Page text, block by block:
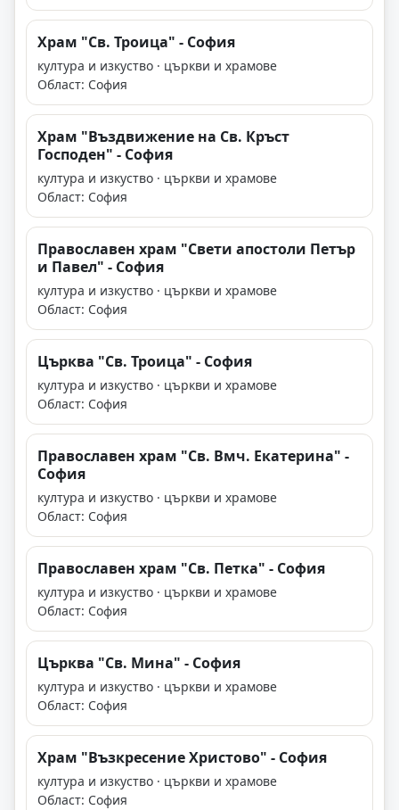
Храм "Св. Троица" - София
култура и изкуство · църкви и храмове
Област: София
Храм "Въздвижение на Св. Кръст
Господен" - София
култура и изкуство · църкви и храмове
Област: София
Православен храм "Свети апостоли Петър
и Павел" - София
култура и изкуство · църкви и храмове
Област: София
Църква "Св. Троица" - София
култура и изкуство · църкви и храмове
Област: София
Православен храм "Св. Вмч. Екатерина" -
София
култура и изкуство · църкви и храмове
Област: София
Православен храм "Св. Петка" - София
култура и изкуство · църкви и храмове
Област: София
Църква "Св. Мина" - София
култура и изкуство · църкви и храмове
Област: София
Храм "Възкресение Христово" - София
култура и изкуство · църкви и храмове
Област: София